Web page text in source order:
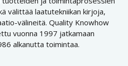
välittää laatutekniikan kirjoja,
välineitä. Quality Knowhow
vuonna 1997 jatkamaan
alkanutta toimintaa.